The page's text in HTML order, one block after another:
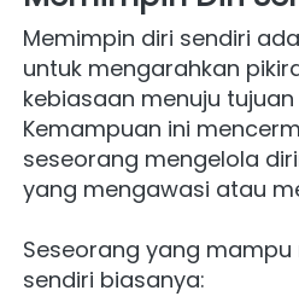
Memimpin diri sendiri
untuk mengarahkan
kebiasaan menuju
Kemampuan ini
seseorang mengelola
yang mengawasi atau
Seseorang yang
sendiri biasanya: